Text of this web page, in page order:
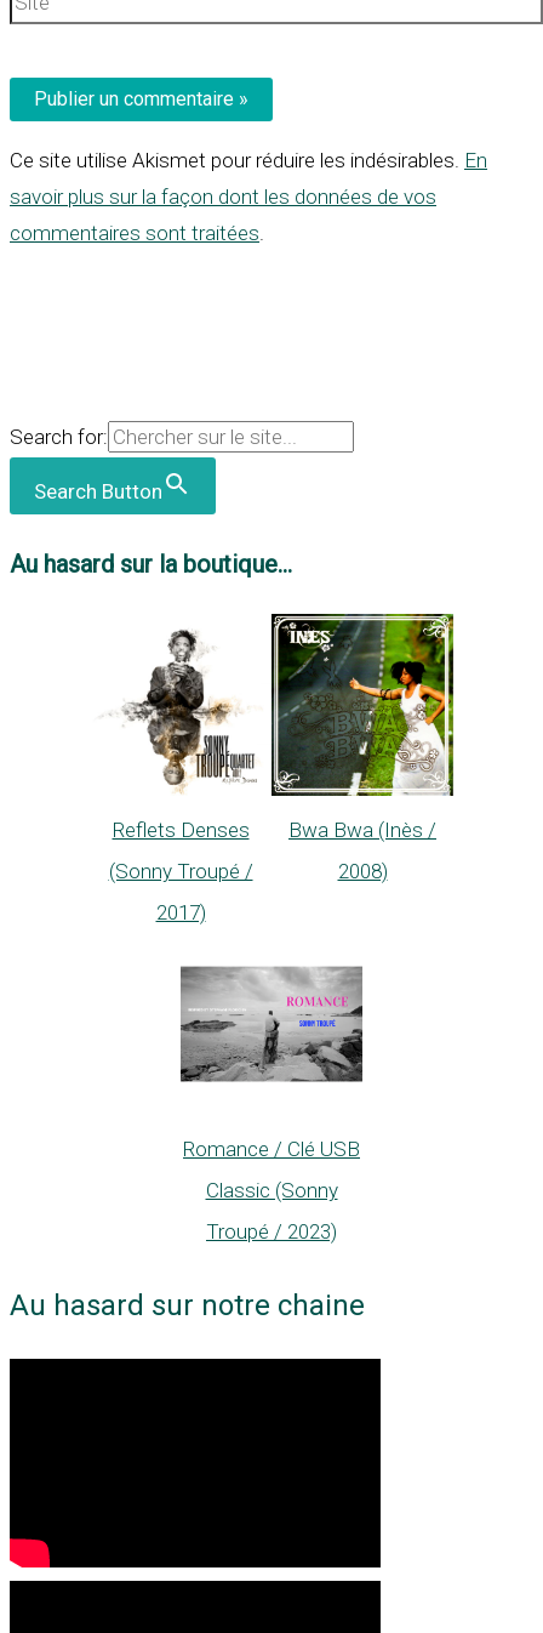
Ce site utilise Akismet pour réduire les indésirables. En
savoir plus sur la façon dont les données de vos
commentaires sont traitées
Search for:
Search Button
Au hasard sur la boutique...
Reflets Denses
(Sonny Troupé /
2017)
Bwa Bwa (Inès /
2008)
Romance / Clé USB
Classic (Sonny
Troupé / 2023)
Au hasard sur notre chaine